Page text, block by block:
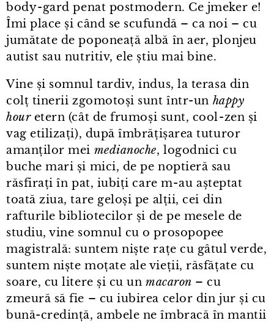
body⁠-⁠gard penat postmodern. Ce jmeker e!
Îmi place și când se scufundă – ca noi – cu
jumătate de poponeață albă în aer, plonjeu
autist sau nutritiv, ele știu mai bine.
Vine și somnul tardiv, indus, la terasa din
colț tinerii zgomotoși sunt într⁠-⁠un happy
houretern (cât de frumoși sunt, cool⁠-⁠zen și
vag etilizați), după îmbrățișarea tuturor
amanților mei medianoche, logodnici cu
buche mari și mici, de pe noptieră sau
răsfirați în pat, iubiți care m⁠-⁠au așteptat
toată ziua, tare geloși pe alții, cei din
rafturile bibliotecilor și de pe mesele de
studiu, vine somnul cu o prosopopee
magistrală: suntem niște rațe cu gâtul verde,
suntem niște moțate ale vieții, răsfățate cu
soare, cu litere și cu unmacaron – cu
zmeură să fie – cu iubirea celor din jur și cu
bună-credință, ambele ne îmbracă în mantii